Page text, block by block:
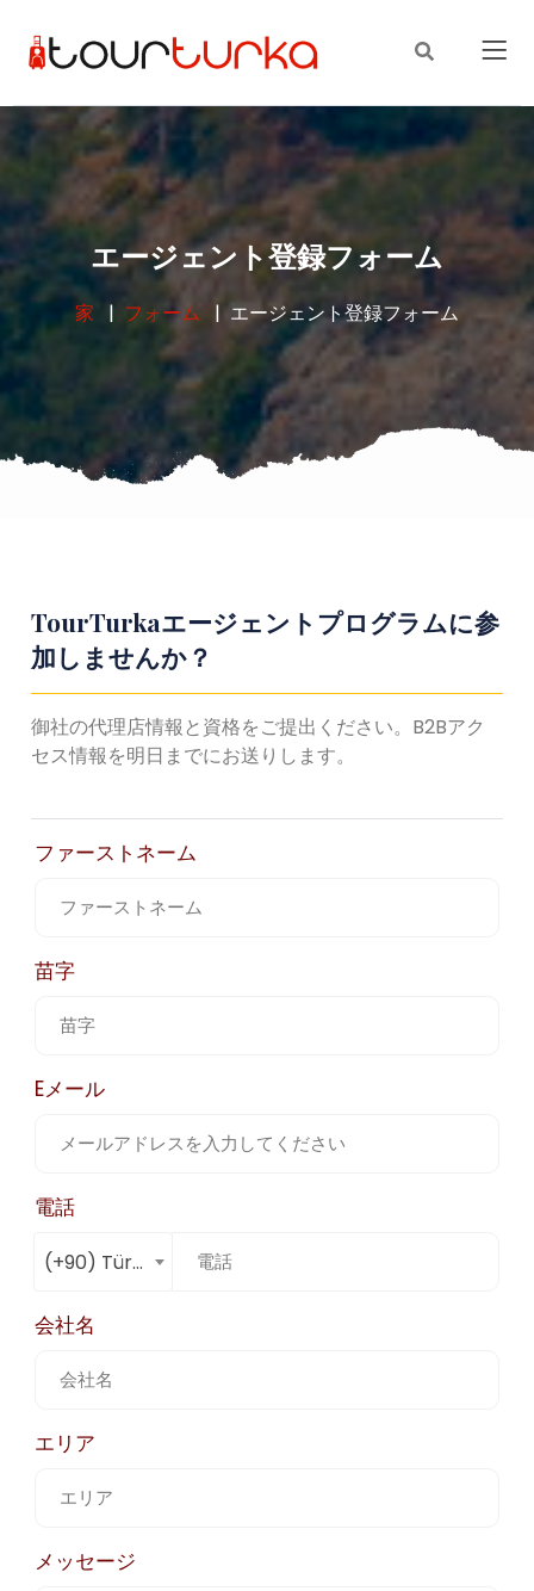
エージェント登録フォーム
家 フォーム エージェント登録フォーム
TourTurkaエージェントプログラムに参
加しませんか？
御社の代理店情報と資格をご提出ください。B2Bアク
セス情報を明日までにお送りします。
ファーストネーム
苗字
Eメール
電話
(+90) Türkiye
会社名
エリア
メッセージ